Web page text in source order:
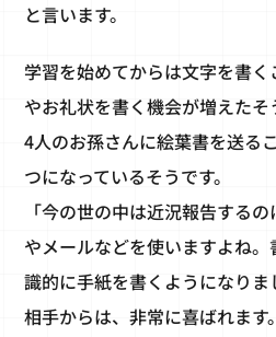
と言います。
学習を始めてからは文字を書
やお礼状を書く機会が増えた
4人のお孫さんに絵葉書を送る
つになっているそうです。
「今の世の中は近況報告する
やメールなどを使いますよね
識的に手紙を書くようになり
相手からは、非常に喜ばれま